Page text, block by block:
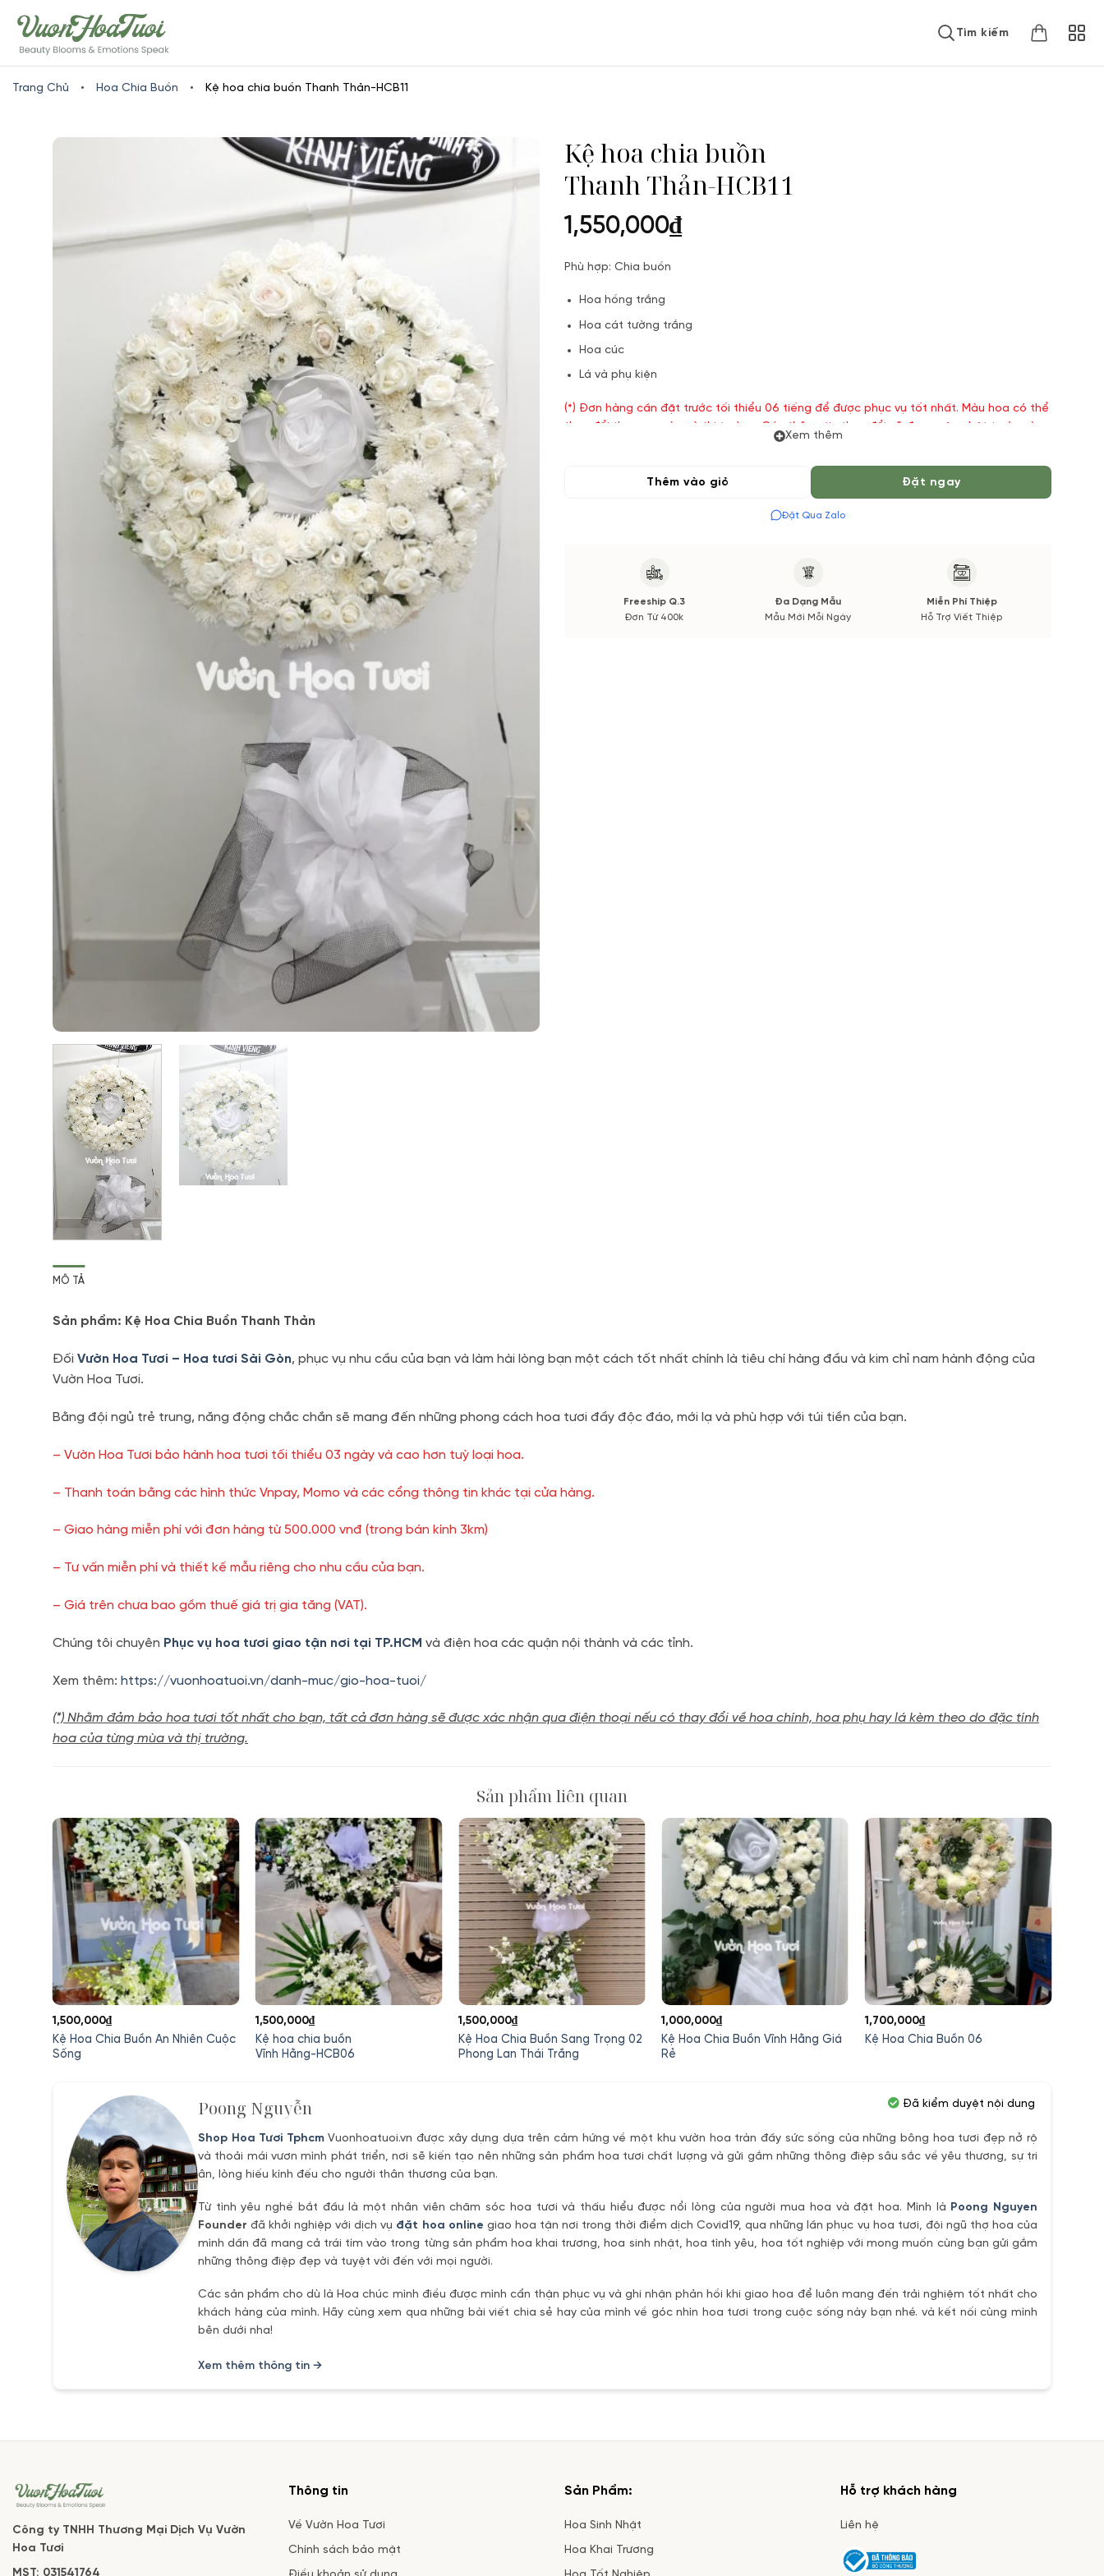
to
content
Tìm kiếm
Trang Chủ • Hoa Chia Buồn • Kệ hoa chia buồn Thanh Thản-HCB11
Kệ hoa chia buồn
Thanh Thản-HCB11
1,550,000₫
Phù hợp: Chia buồn
Hoa hồng trắng
Hoa cát tường trắng
Hoa cúc
Lá và phụ kiện
(*) Đơn hàng cần đặt trước tối thiểu 06 tiếng để được phục vụ tốt nhất. Màu hoa có thể
thay đổi theo vụ mùa và thị trường. Các thông tin thay đổi sẽ được cập nhật trước và
Xem thêm
Thêm vào giỏ Đặt ngay
Đặt Qua Zalo
Freeship Q.3
Đơn Từ 400k
Đa Dạng Mẫu
Mẫu Mới Mỗi Ngày
Miễn Phí Thiệp
Hỗ Trợ Viết Thiệp
MÔ TẢ
Sản phẩm: Kệ Hoa Chia Buồn Thanh Thản
Đối Vườn Hoa Tươi – Hoa tươi Sài Gòn, phục vụ nhu cầu của bạn và làm hài lòng bạn một cách tốt nhất chính là tiêu chí hàng đầu và kim chỉ nam hành động của
Vườn Hoa Tươi.
Bằng đội ngủ trẻ trung, năng động chắc chắn sẽ mang đến những phong cách hoa tươi đầy độc đáo, mới lạ và phù hợp với túi tiền của bạn.
– Vườn Hoa Tươi bảo hành hoa tươi tối thiểu 03 ngày và cao hơn tuỳ loại hoa.
– Thanh toán bằng các hình thức Vnpay, Momo và các cổng thông tin khác tại cửa hàng.
– Giao hàng miễn phí với đơn hàng từ 500.000 vnđ (trong bán kính 3km)
– Tư vấn miễn phí và thiết kế mẫu riêng cho nhu cầu của bạn.
– Giá trên chưa bao gồm thuế giá trị gia tăng (VAT).
Chúng tôi chuyên Phục vụ hoa tươi giao tận nơi tại TP.HCM và điện hoa các quận nội thành và các tỉnh.
Xem thêm: https://vuonhoatuoi.vn/danh-muc/gio-hoa-tuoi/
(*) Nhằm đảm bảo hoa tươi tốt nhất cho bạn, tất cả đơn hàng sẽ được xác nhận qua điện thoại nếu có thay đổi về hoa chính, hoa phụ hay lá kèm theo do đặc tính
hoa của từng mùa và thị trường.
Sản phẩm liên quan
Kệ Hoa Chia Buồn An Nhiên Cuộc
Sống
1,500,000₫
Kệ hoa chia buồn
Vĩnh Hằng-HCB06
1,500,000₫
Kệ Hoa Chia Buồn Sang Trọng 02
Phong Lan Thái Trắng
1,500,000₫
Kệ Hoa Chia Buồn Vĩnh Hằng Giá
Rẻ
1,000,000₫
Kệ Hoa Chia Buồn 06
1,700,000₫
Poong Nguyễn
Shop Hoa Tươi TphcmVuonhoatuoi.vn được xây dựng dựa trên cảm hứng về một khu vườn hoa tràn đầy sức sống của những bông hoa tươi đẹp nở rộ
và thoải mái vươn mình phát triển, nơi sẽ kiến tạo nên những sản phẩm hoa tươi chất lượng và gửi gắm những thông điệp sâu sắc về yêu thương, sự tri
ân, lòng hiếu kính đếu cho người thân thương của bạn.
Từ tình yêu nghề bắt đầu là một nhân viên chăm sóc hoa tươi và thấu hiểu được nổi lòng của người mua hoa và đặt hoa. Mình là Poong Nguyen
Founder đã khởi nghiệp với dịch vụ đặt hoa online giao hoa tận nơi trong thời điểm dịch Covid19, qua những lần phục vụ hoa tươi, đội ngũ thợ hoa của
mình dần đã mang cả trái tím vào trong từng sản phẩm hoa khai trương, hoa sinh nhật, hoa tình yêu, hoa tốt nghiệp với mong muốn cùng bạn gửi gắm
những thông điệp đẹp và tuyệt vời đến với mọi người.
Các sản phẩm cho dù là Hoa chúc mình điều được mình cẩn thận phục vụ và ghi nhận phản hồi khi giao hoa để luôn mang đến trải nghiệm tốt nhất cho
khách hàng của mình. Hãy cùng xem qua những bài viết chia sẻ hay của mình về góc nhìn hoa tươi trong cuộc sống này bạn nhé. và kết nối cùng mình
bên dưới nha!
Xem thêm thông tin →
Đã kiểm duyệt nội dung
Công ty TNHH Thương Mại Dịch Vụ Vườn
Hoa Tươi
MST: 031541764
Thông tin
Về Vườn Hoa Tươi
Chính sách bảo mật
Sản Phẩm:
Hoa Sinh Nhật
Hoa Khai Trương
Hỗ trợ khách hàng
Liên hệ